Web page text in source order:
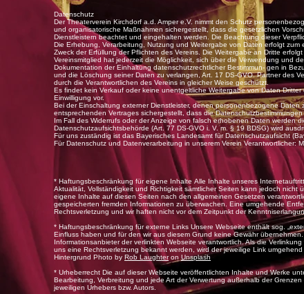
Datenschutz
Der Theaterverein Kirchdorf a.d. Amper e.V. nimmt den Schutz
und organisatorische Maßnahmen sichergestellt, dass die gesetzlichen
Dienstleistern beachtet und eingehalten werden. Die Beachtung dieser
Die Erhebung, Verarbeitung, Nutzung und Weitergabe von Daten erfolgt
Zweck der Erfüllung der Pflichten des Vereins. Die Weitergabe an Dritte
Vereinsmitglied hat jederzeit die Möglichkeit, sich über die Verwendung und
Dokumentation der Einhaltung datenschutzrechtlicher Bestimmun- gen in
und die Löschung seiner Daten zu verlangen, Art. 17 DS-GVO. Partner des
durch die Verantwortlichen des Vereins in gleicher Weise geschützt.
Es findet kein Verkauf oder keine unentgeltliche Weitergabe von Daten
Einwilligung vor.
Bei der Einschaltung externer Dienstleister, denen personenbezogene
entsprechenden Vertrages sichergestellt, dass die
Im Fall des Widerrufs oder der Anzeige von falsch erhobenen Daten werden
Datenschutzaufsichtsbehörde (Art. 77 DS-GVO i. V. m. § 19 BDSG) wird
Für uns zuständig ist das Bayerisches Landesamt für Datenschutzaufsicht
Für Datenschutz und Datenverarbeitung in unserem Verein Verantwortlicher:
* Haftungsbeschränkung für eigene Inhalte Alle Inhalte unseres
Aktualität, Vollständigkeit und Richtigkeit sämtlicher Seiten kann jedoch
eigene Inhalte auf diesen Seiten nach den allgemeinen Gesetzen
gespeicherten fremden Informationen zu überwachen. Eine umgehende
Rechtsverletzung und wir haften nicht vor dem Zeitpunkt der
* Haftungsbeschränkung für externe Links Unsere Webseite enthält sog.
Einfluss haben und für den wir aus diesem Grund keine Gewähr
Informationsanbieter der verlinkten Webseite verantwortlich. Als die
uns eine Rechtsverletzung bekannt werden, wird der jeweilige Link
Hintergrund Photo by Rob Laughteron Unsplash
* Urheberrecht Die auf dieser Webseite veröffentlichten Inhalte und Werke
Bearbeitung, Verbreitung und jede Art der Verwertung außerhalb der
jeweiligen Urhebers bzw. Autors.